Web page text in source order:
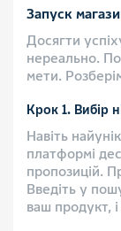
Запуск
Досягти
нереально.
мети.
Крок 1. Вибір
Навіть
платформі
пропозицій.
Введіть у
ваш продукт,